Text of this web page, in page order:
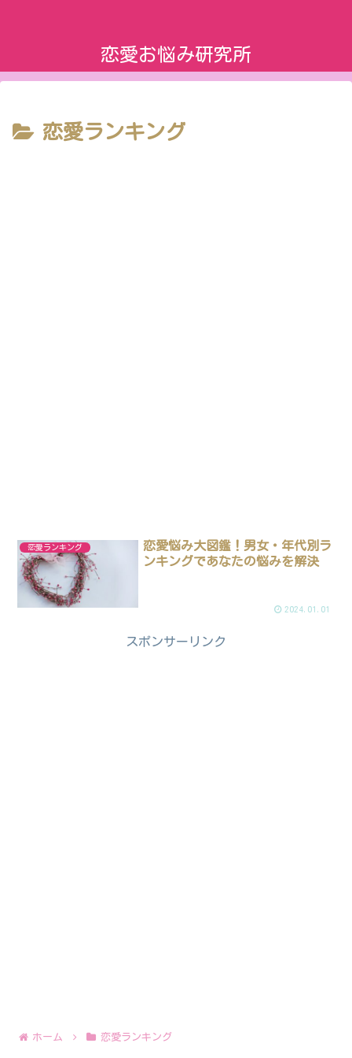
恋愛お悩み研究所
恋愛ランキング
恋愛ランキング
恋愛悩み大図鑑！男女・年代別ラ
ンキングであなたの悩みを解決
2024.01.01
スポンサーリンク
ホーム 恋愛ランキング